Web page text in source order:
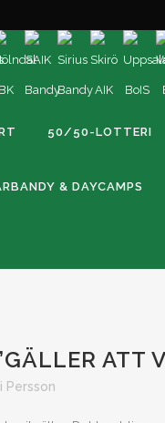
50/50-LOTTERI
& DAYCAMPS
ATT
Persson